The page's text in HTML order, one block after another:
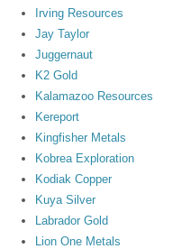
Irving Resources
Jay Taylor
Juggernaut
K2 Gold
Kalamazoo Resources
Kereport
Kingfisher Metals
Kobrea Exploration
Kodiak Copper
Kuya Silver
Labrador Gold
Lion One Metals